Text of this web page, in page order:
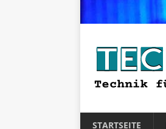
STARTSEITE